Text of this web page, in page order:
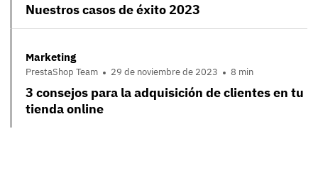
Nuestros casos de éxito 2023
Marketing
PrestaShop Team 29 de noviembre de 2023 8 min
3 consejos para la adquisición de clientes en tu
tienda online